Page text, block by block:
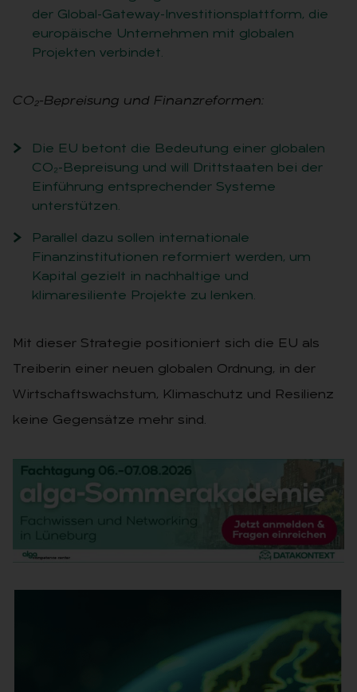
der Global-Gateway-Investitionsplattform, die
europäische Unternehmen mit globalen
Projekten verbindet.
CO₂-Bepreisung und Finanzreformen:
Die EU betont die Bedeutung einer globalen
CO₂-Bepreisung und will Drittstaaten bei der
Einführung entsprechender Systeme
unterstützen.
Parallel dazu sollen internationale
Finanzinstitutionen reformiert werden, um
Kapital gezielt in nachhaltige und
klimaresiliente Projekte zu lenken.
Mit dieser Strategie positioniert sich die EU als
Treiberin einer neuen globalen Ordnung, in der
Wirtschaftswachstum, Klimaschutz und Resilienz
keine Gegensätze mehr sind.